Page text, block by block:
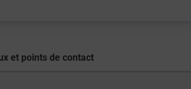
et points de contact